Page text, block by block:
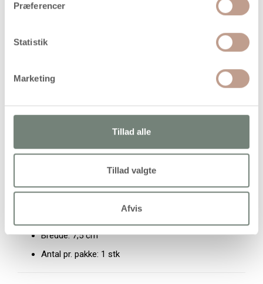
Præferencer
Statistik
Marketing
Tillad alle
Tillad valgte
Afvis
Feltarbejde
Produkttype: Insektbur
Materiale: Træ
Bredde: 7,5 cm
Antal pr. pakke: 1 stk